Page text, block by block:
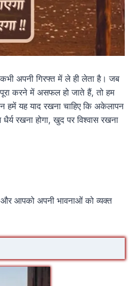
अपनी गिरफ्त में ले ही लेता है। जब
करने में असफल हो जाते हैं, तो हम
यह याद रखना चाहिए कि अकेलापन
रखना होगा, खुद पर विश्वास रखना
आपको अपनी भावनाओं को व्यक्त